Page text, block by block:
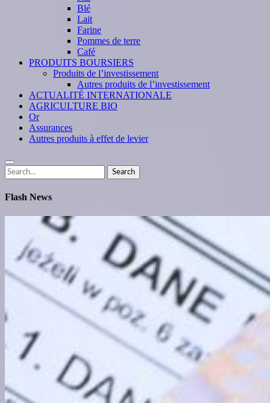
Blé
Lait
Farine
Pommes de terre
Café
PRODUITS BOURSIERS
Produits de l’investissement
Autres produits de l’investissement
ACTUALITÉ INTERNATIONALE
AGRICULTURE BIO
Or
Assurances
Autres produits à effet de levier
Search
for:
Search
Flash News